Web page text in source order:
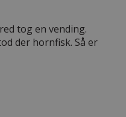
tog en vending.
der hornfisk. Så er